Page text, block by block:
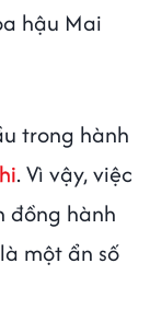
hậu Mai
trong hành
. Vì vậy, việc
đồng hành
một ẩn số